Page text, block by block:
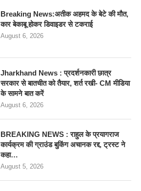
Breaking News:अतीक अहमद के बेटे की मौत,
कार बेकाबू होकर डिवाइडर से टकराई
August 6, 2026
Jharkhand News : प्रदर्शनकारी छात्र
सरकार से बातचीत को तैयार, शर्त रखी- CM मीडिया
के सामने बात करें
August 6, 2026
BREAKING NEWS : राहुल के प्रयागराज
कार्यक्रम की ग्राउंड बुकिंग अचानक रद्द, ट्रस्ट ने
कहा…
August 5, 2026